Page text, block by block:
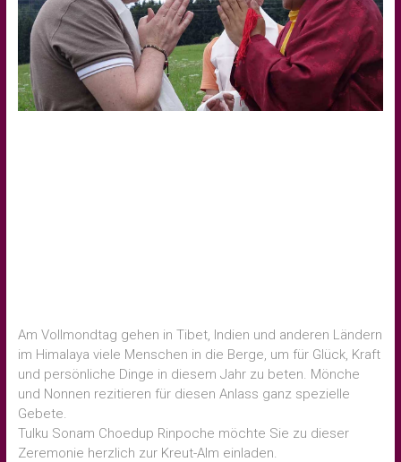
Am Vollmondtag gehen in Tibet, Indien und anderen Ländern
im Himalaya viele Menschen in die Berge, um für Glück, Kraft
und persönliche Dinge in diesem Jahr zu beten. Mönche
und Nonnen rezitieren für diesen Anlass ganz spezielle
Gebete.
Tulku Sonam Choedup Rinpoche möchte Sie zu dieser
Zeremonie herzlich zur Kreut-Alm einladen.